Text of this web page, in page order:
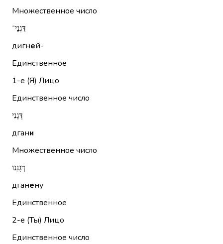
Множественное число
דִּגְנֵי־
дигней-
Единственное
1-е (Я) Лицо
Единственное число
דְּגָנִי
дгани
Множественное число
דְּגָנֵנוּ
дганену
Единственное
2-е (Ты) Лицо
Единственное число